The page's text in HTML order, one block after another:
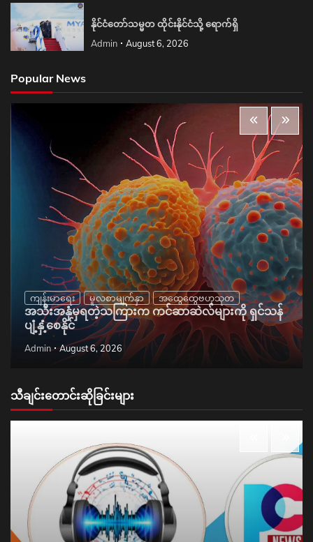
နိုင်ငံတော်သမ္မတ ထိုင်းနိုင်ငံသို့ ရောက်ရှိ
Admin August 6, 2026
Popular News
ကျန်းမာရေး မူလစာမျက်နှာ အထွေထွေဗဟုသုတ
အသီးအနှံမှရတဲ့သကြားက ကင်ဆာဆဲလ်များကို ရှင်သန်
ပျံ့နှံ့စေနိုင်
Admin August 6, 2026
သီချင်းတောင်းဆိုခြင်းများ